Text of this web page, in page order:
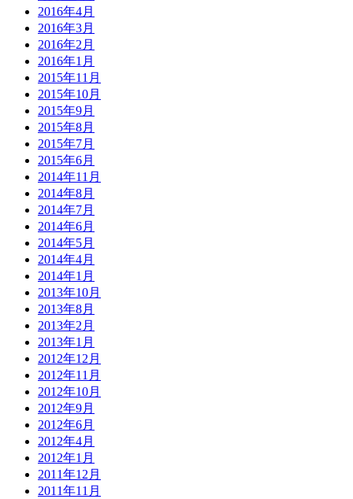
2016年4月
2016年3月
2016年2月
2016年1月
2015年11月
2015年10月
2015年9月
2015年8月
2015年7月
2015年6月
2014年11月
2014年8月
2014年7月
2014年6月
2014年5月
2014年4月
2014年1月
2013年10月
2013年8月
2013年2月
2013年1月
2012年12月
2012年11月
2012年10月
2012年9月
2012年6月
2012年4月
2012年1月
2011年12月
2011年11月